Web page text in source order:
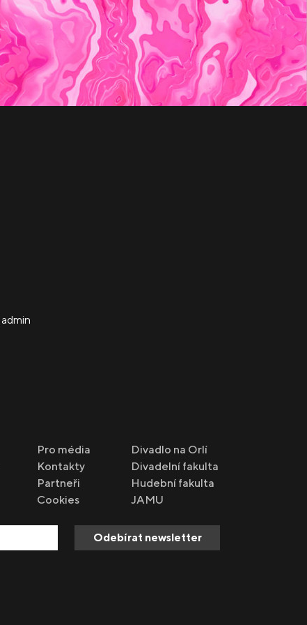
admin
Pro média
Kontakty
Partneři
Cookies
Divadlo na Orlí
Divadelní fakulta
Hudební fakulta
JAMU